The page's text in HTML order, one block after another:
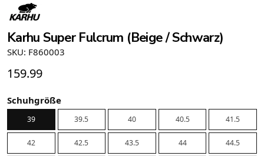
Karhu Super Fulcrum (Beige / Schwarz)
SKU: F860003
159.99
Schuhgröße
39 39.5 40 40.5 41.5
42 42.5 43.5 44 44.5